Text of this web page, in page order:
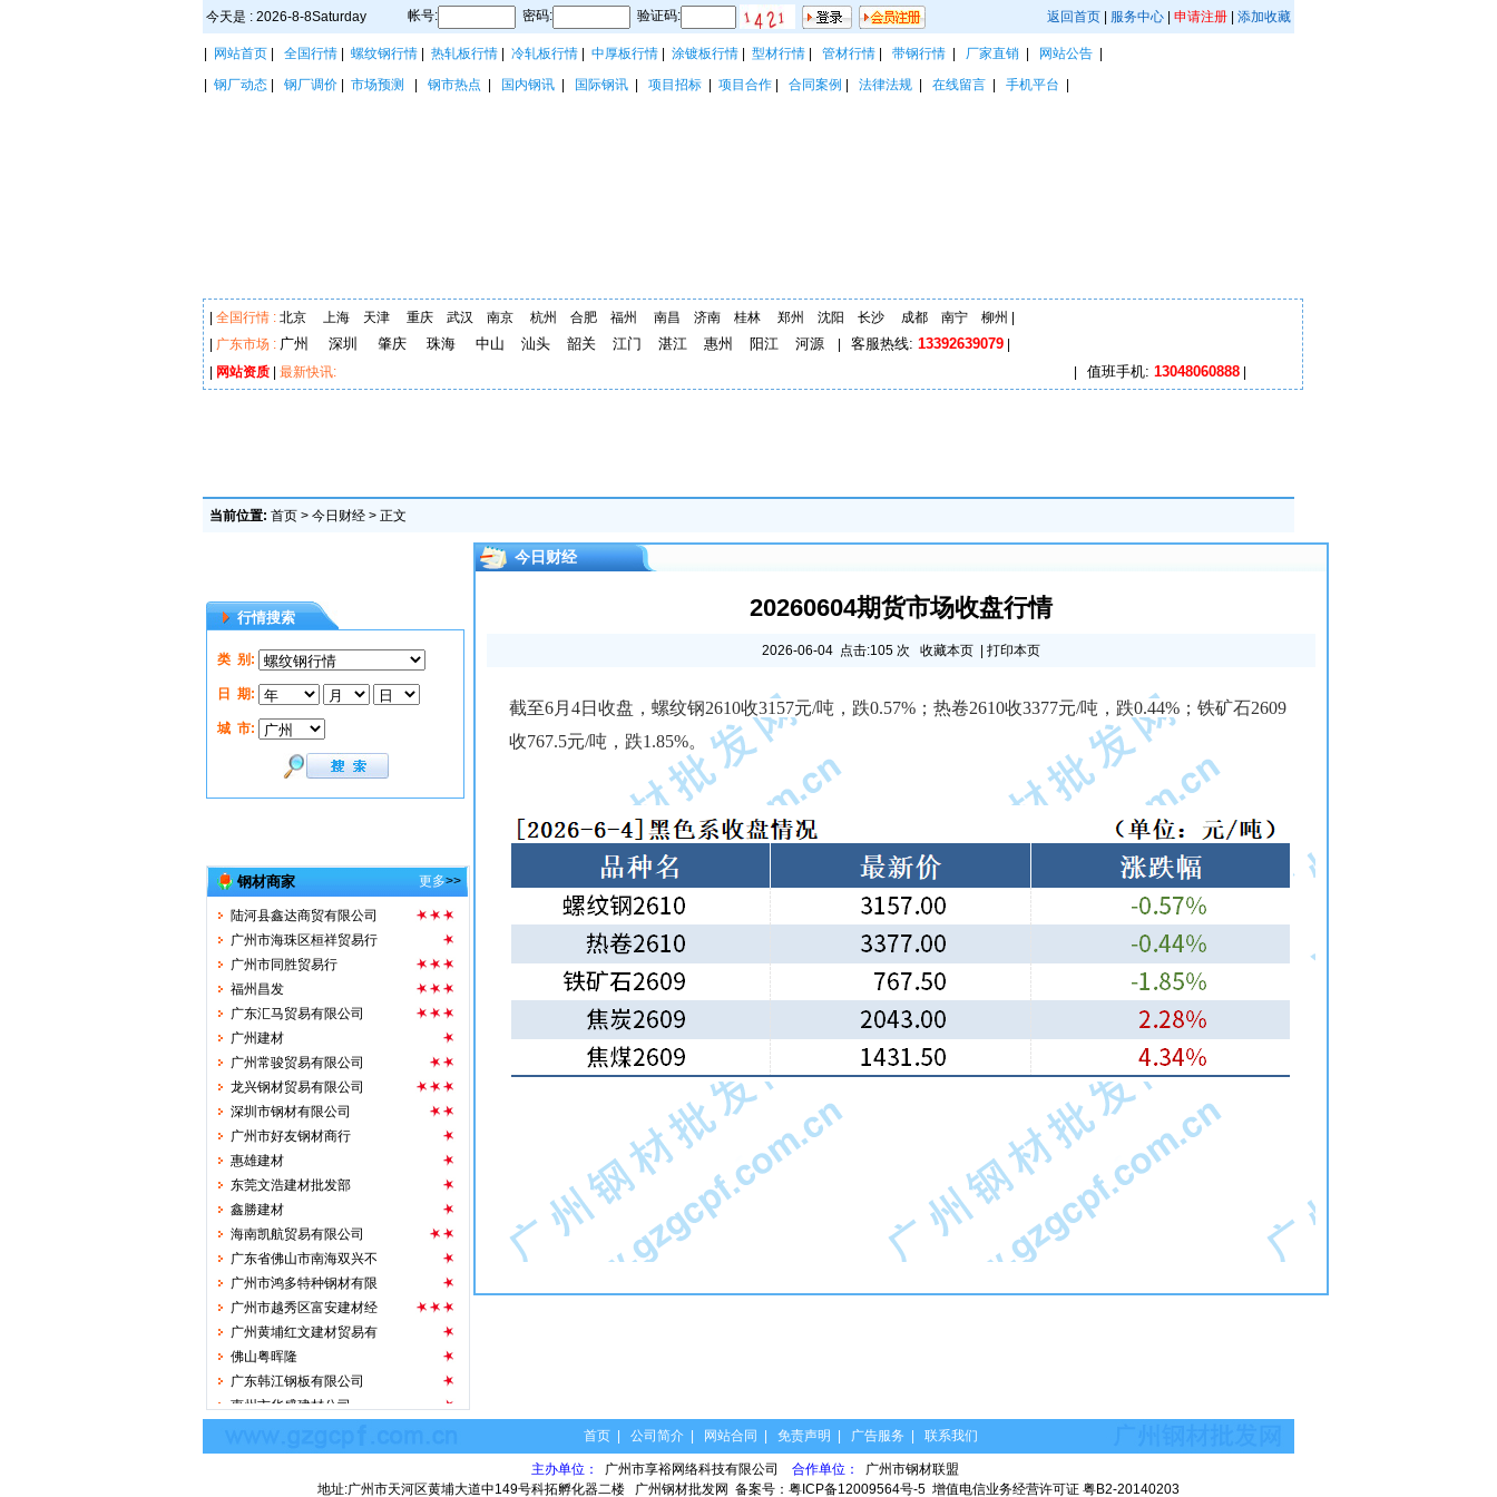
今天是 : 2026-8-8Saturday 帐号: 密码: 验证码: 返回首页 服务中心 申请注册 添加收藏
网站首页 全国行情 螺纹钢行情 热轧板行情 冷轧板行情 中厚板行情 涂镀板行情 型材行情 管材行情 带钢行情 厂家直销 网站公告
钢厂动态 钢厂调价 市场预测 钢市热点 国内钢讯 国际钢讯 项目招标 项目合作 合同案例 法律法规 在线留言 手机平台
全国行情 : 北京 上海 天津 重庆 武汉 南京 杭州 合肥 福州 南昌 济南 桂林 郑州 沈阳 长沙 成都 南宁 柳州
广东市场 : 广州 深圳 肇庆 珠海 中山 汕头 韶关 江门 湛江 惠州 阳江 河源 客服热线: 13392639079
网站资质 最新快讯: 值班手机: 13048060888
当前位置: 首页 > 今日财经 > 正文
行情搜索
类 别:
日 期:
城 市:
钢材商家 更多>>
广州市弘金贸易有限公司
广州中粤钢铁有限公司
汕头市凯运达贸易有限公
广州市泰湖贸易公司
韶关市曲江华盛钢铁实业
佛山市博众钢铁贸易有限
陆河县鑫达商贸有限公司
广州市海珠区桓祥贸易行
广州市同胜贸易行
福州昌发
广东汇马贸易有限公司
广州建材
广州常骏贸易有限公司
龙兴钢材贸易有限公司
深圳市钢材有限公司
广州市好友钢材商行
惠雄建材
东莞文浩建材批发部
鑫勝建材
海南凯航贸易有限公司
广东省佛山市南海双兴不
广州市鸿多特种钢材有限
广州市越秀区富安建材经
广州黄埔红文建材贸易有
佛山粤晖隆
广东韩江钢板有限公司
惠州市华盛建材公司
建筑钢材公司
今日财经
20260604期货市场收盘行情
2026-06-04 点击:105 次 收藏本页 打印本页
截至6月4日收盘，螺纹钢2610收3157元/吨，跌0.57%；热卷2610收3377元/吨，跌0.44%；铁矿石2609
收767.5元/吨，跌1.85%。
首页 公司简介 网站合同 免责声明 广告服务 联系我们
主办单位： 广州市享裕网络科技有限公司 合作单位：
广州市钢材联盟
地址:广州市天河区黄埔大道中149号科拓孵化器二楼 广州钢材批发网 备案号： 粤ICP备12009564号-5 增值电信业务经营许可证 粤B2-20140203